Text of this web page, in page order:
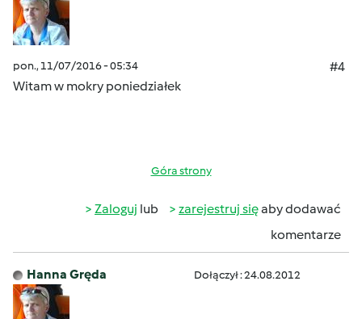
pon., 11/07/2016 - 05:34
#4
Witam w mokry poniedziałek
Góra strony
Zaloguj lub zarejestruj sięaby dodawać
komentarze
Hanna Gręda Dołączył : 24.08.2012